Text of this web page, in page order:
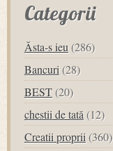
Categorii
Ăsta-s ieu (286)
Bancuri (28)
BEST (20)
chestii de tată (12)
Creatii proprii (360)